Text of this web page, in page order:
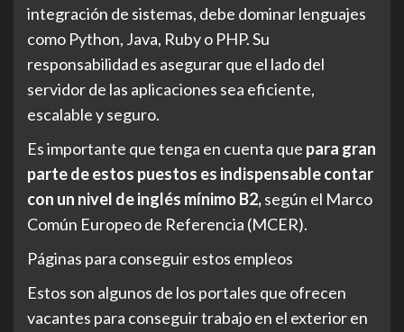
integración de sistemas, debe dominar lenguajes
como Python, Java, Ruby o PHP. Su
responsabilidad es asegurar que el lado del
servidor de las aplicaciones sea eficiente,
escalable y seguro.
Es importante que tenga en cuenta que para gran
parte de estos puestos es indispensable contar
con un nivel de inglés mínimo B2,según el Marco
Común Europeo de Referencia (MCER).
Páginas para conseguir estos empleos
Estos son algunos de los portales que ofrecen
vacantes para conseguir trabajo en el exterior en